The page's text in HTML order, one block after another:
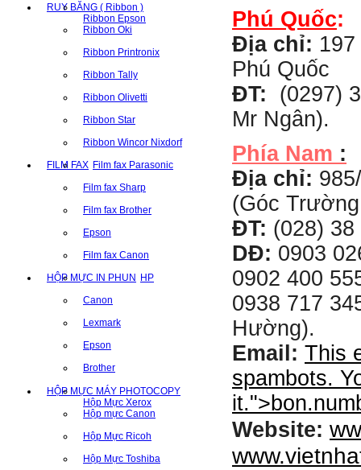
RUY BĂNG ( Ribbon )
Ribbon Epson
Ribbon Oki
Ribbon Printronix
Ribbon Tally
Ribbon Olivetti
Ribbon Star
Ribbon Wincor Nixdorf
FILM FAX Film fax Parasonic
Film fax Sharp
Film fax Brother
Epson
Film fax Canon
HỘP MỰC IN PHUN HP
Canon
Lexmark
Epson
Brother
HỘP MỰC MÁY PHOTOCOPY
Hộp Mực Xerox
Hộp mực Canon
Hộp Mực Ricoh
Hộp Mực Toshiba
Phú Quốc:
Địa chỉ:
Phú Quốc
ĐT:
(0297)
Mr Ngân).
Phía Nam :
Địa chỉ:
(Góc
ĐT: (028)
DĐ: 0903
0902 400
0938 717
Hường).
Email: This
spambots.
it.">
Website: